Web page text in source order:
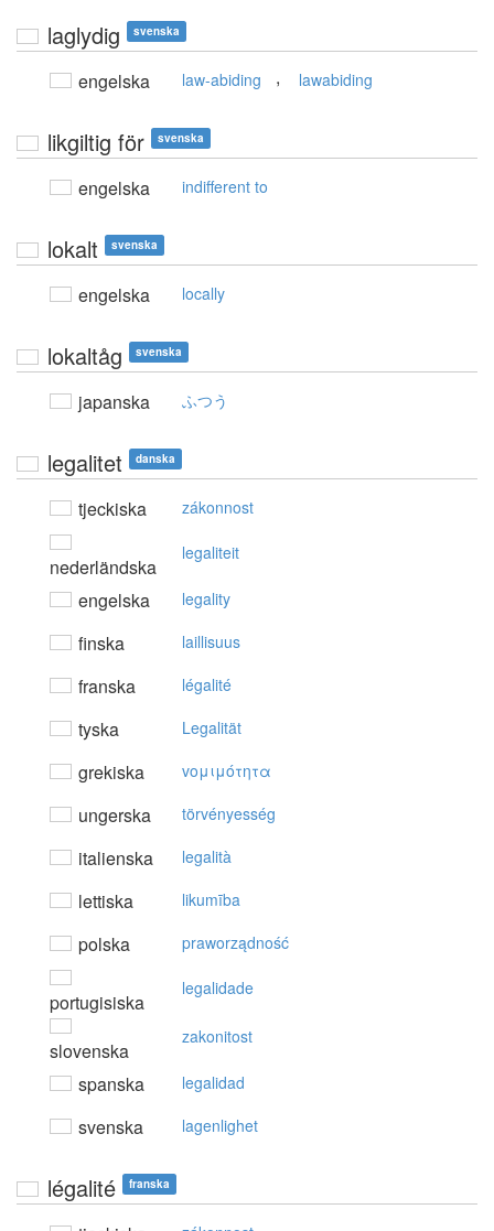
laglydig svenska
engelska law-abiding , lawabiding
likgiltig för svenska
engelska indifferent to
lokalt svenska
engelska locally
lokaltåg svenska
japanska ふつう
legalitet danska
tjeckiska zákonnost
nederländska
legaliteit
engelska legality
finska laillisuus
franska légalité
tyska Legalität
grekiska voμιμότητα
ungerska törvényesség
italienska legalità
lettiska likumība
polska praworządność
portugisiska
legalidade
slovenska
zakonitost
spanska legalidad
svenska lagenlighet
légalité franska